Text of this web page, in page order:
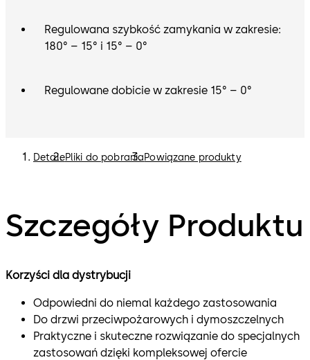
Regulowana szybkość zamykania w zakresie:
180° – 15° i 15° – 0°
Regulowane dobicie w zakresie 15° – 0°
DetalePliki do pobraniaPowiązane produkty
Szczegóły Produktu
Korzyści dla dystrybucji
Odpowiedni do niemal każdego zastosowania
Do drzwi przeciwpożarowych i dymoszczelnych
Praktyczne i skuteczne rozwiązanie do specjalnych
zastosowań dzięki kompleksowej ofercie